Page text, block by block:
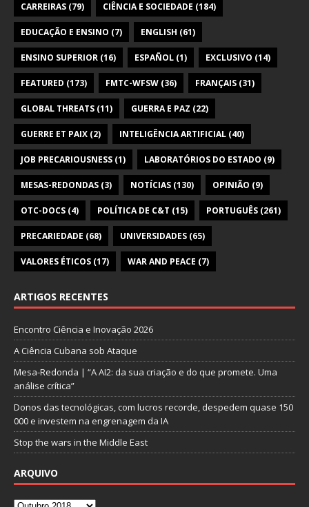
CARREIRAS (79) CIÊNCIA E SOCIEDADE (184)
EDUCAÇÃO E ENSINO (7) ENGLISH (61)
ENSINO SUPERIOR (16) ESPAÑOL (1) EXCLUSIVO (14)
FEATURED (173) FMTC-WFSW (36) FRANÇAIS (31)
GLOBAL THREATS (11) GUERRA E PAZ (22)
GUERRE ET PAIX (2) INTELIGÊNCIA ARTIFICIAL (40)
JOB PRECARIOUSNESS (1) LABORATÓRIOS DO ESTADO (9)
MESAS-REDONDAS (3) NOTÍCIAS (130) OPINIÃO (9)
OTC-DOCS (4) POLÍTICA DE C&T (15) PORTUGUÊS (261)
PRECARIEDADE (68) UNIVERSIDADES (65)
VALORES ÉTICOS (17) WAR AND PEACE (7)
ARTIGOS RECENTES
Encontro Ciência e Inovação 2026
A Ciência Cubana sob Ataque
Mesa-Redonda | “A AI2: da sua criação e do que promete. Uma
análise crítica”
Donos das tecnológicas, com lucros recorde, despedem quase 150
000 e investem na engrenagem da IA
Stop the wars in the Middle East
ARQUIVO